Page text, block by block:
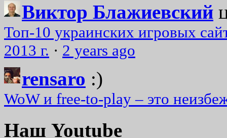
Виктор Блажиевский
Топ-10 украинских игровых
2013 г. · 2 years ago
rensaro :)
WoW и free-to-play – это
Наш Youtube